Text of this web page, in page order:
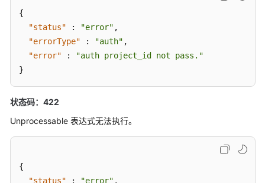
告
警
Prometheus
监
GET
{
"status"
: "error" ,
"errorType"
: "auth" ,
"error"
:
"auth project_id not pass."
}
状态码：422
Unprocessable 表达式无法执行。
{
"status"
: "error" ,